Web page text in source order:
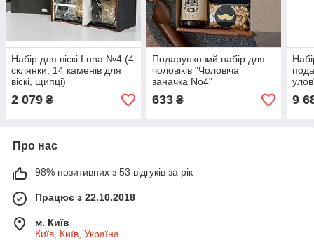
Набір для віскі Luna №4 (4
склянки, 14 каменів для
віскі, щипці)
2 079 ₴
Подарунковий набір для
чоловіків "Чоловіча
заначка No4"
633₴ 9
Про нас
98% позитивних з 53 відгуків за рік
Працює з 22.10.2018
м. Київ
Київ, Київ, Україна